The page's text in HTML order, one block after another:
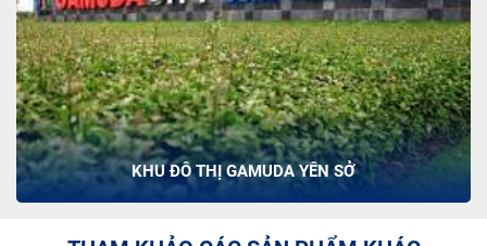
KHU ĐÔ THỊ GAMUDA YÊN SỞ